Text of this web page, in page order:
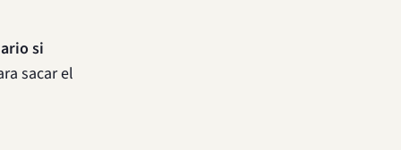
si
sacar el